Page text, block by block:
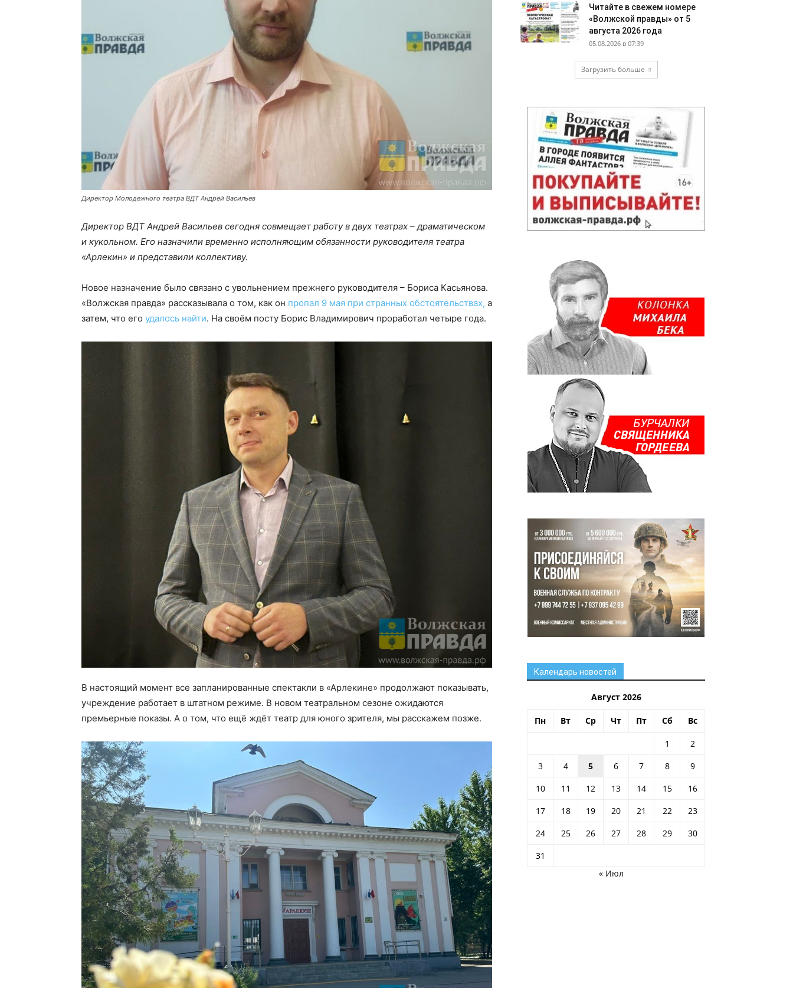
Директор Молодежного театра ВДТ Андрей Васильев
Директор ВДТ Андрей Васильев сегодня совмещает работу в двух театрах – драматическом
и кукольном. Его назначили временно исполняющим обязанности руководителя театра
«Арлекин» и представили коллективу.
Новое назначение было связано с увольнением прежнего руководителя – Бориса Касьянова.
«Волжская правда» рассказывала о том, как он пропал 9 мая при странных обстоятельствах, а
затем, что его удалось найти. На своём посту Борис Владимирович проработал четыре года.
В настоящий момент все запланированные спектакли в «Арлекине» продолжают показывать,
учреждение работает в штатном режиме. В новом театральном сезоне ожидаются
премьерные показы. А о том, что ещё ждёт театр для юного зрителя, мы расскажем позже.
Читайте в свежем номере
«Волжской правды» от 5
августа 2026 года
05.08.2026 в 07:39
Загрузить больше
Календарь новостей
Август 2026
Пн Вт Ср Чт Пт Сб Вс
1
2
3
4 5 6 7 8
9
10
11 12 13 14 15
16
17
18 19 20 21 22
23
24
25 26 27 28 29
30
31
« Июл